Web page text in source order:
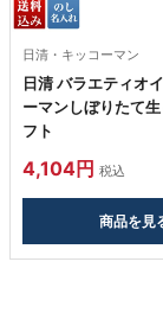
日清・キッコーマン
日清 バラエティオ
ーマンしぼりたて
フト
4,104円 税込
商品を見